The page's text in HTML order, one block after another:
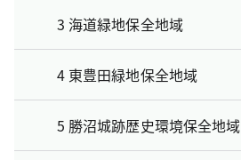
3 海道緑地保全地域
4 東豊田緑地保全地域
5 勝沼城跡歴史環境保全地域